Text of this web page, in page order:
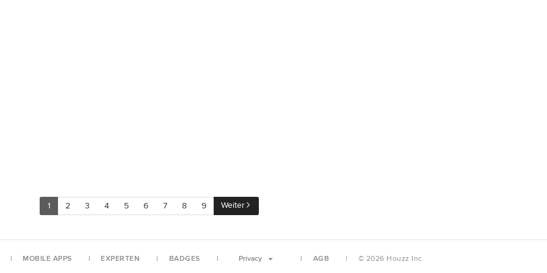
1 2 3 4 5 6 7 8 9 Weiter
MOBILE APPS EXPERTEN BADGES Privacy AGB © 2026 Houzz Inc.